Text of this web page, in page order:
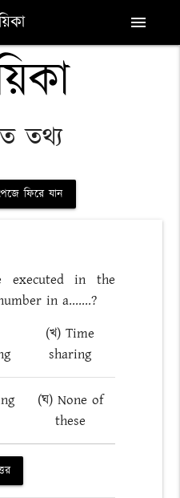
menu
তথ্য
ফিরে যান
executed in the
in a.......?
(খ) Time
sharing
(ঘ) None of
these